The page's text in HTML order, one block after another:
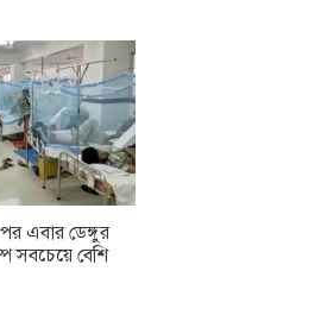
এবার ডেঙ্গুর
সবচেয়ে বেশি